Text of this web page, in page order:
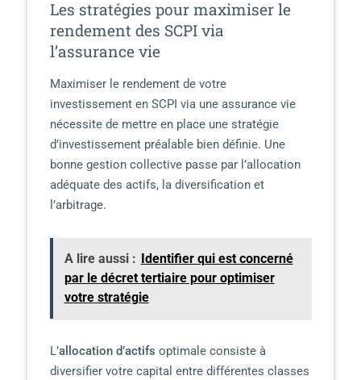
Les stratégies pour maximiser le
rendement des SCPI via
l’assurance vie
Maximiser le rendement de votre
investissement en SCPI via une assurance vie
nécessite de mettre en place une stratégie
d’investissement préalable bien définie. Une
bonne gestion collective passe par l’allocation
adéquate des actifs, la diversification et
l’arbitrage.
A lire aussi : Identifier qui est concerné
par le décret tertiaire pour optimiser
votre stratégie
L’allocation d’actifs optimale consiste à
diversifier votre capital entre différentes classes